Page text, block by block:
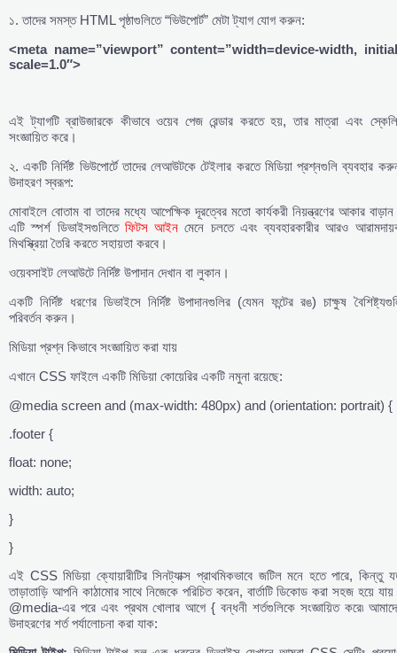
১. তাদের সমস্ত HTML পৃষ্ঠাগুলিতে “ভিউপোর্ট” মেটা ট্যাগ যোগ করুন:
<metaname=”viewport” content=”width=device-width,
scale=1.0″>
এই ট্যাগটি ব্রাউজারকে কীভাবে ওয়েব পেজ রেন্ডার করতে হয়, তার মাত্রা এবং
সংজ্ঞায়িত করে।
২. একটি নির্দিষ্ট ভিউপোর্টে তাদের লেআউটকে টেইলার করতে মিডিয়া প্রশ্নগুলি ব্যবহার
উদাহরণ স্বরূপ:
মোবাইলে বোতাম বা তাদের মধ্যে আপেক্ষিক দূরত্বের মতো কার্যকরী নিয়ন্ত্রণের আকার
এটি স্পর্শ ডিভাইসগুলিতে ফিটস আইন মেনে চলতে এবং ব্যবহারকারীর আরও
মিথস্ক্রিয়া তৈরি করতে সহায়তা করবে।
ওয়েবসাইট লেআউটে নির্দিষ্ট উপাদান দেখান বা লুকান।
একটি নির্দিষ্ট ধরণের ডিভাইসে নির্দিষ্ট উপাদানগুলির (যেমন ফন্টের রঙ) চাক্ষুষ
পরিবর্তন করুন।
মিডিয়া প্রশ্ন কিভাবে সংজ্ঞায়িত করা যায়
এখানে CSS ফাইলে একটি মিডিয়া কোয়েরির একটি নমুনা রয়েছে:
@media screen and (max-width: 480px) and (orientation: portrait) {
.footer {
float: none;
width: auto;
}
}
এই CSS মিডিয়া ক্যোয়ারীটির সিনট্যাক্স প্রাথমিকভাবে জটিল মনে হতে পারে, কিন্তু
তাড়াতাড়ি আপনি কাঠামোর সাথে নিজেকে পরিচিত করেন, বার্তাটি ডিকোড করা সহজ হয়ে
@media-এর পরে এবং প্রথম খোলার আগে { বন্ধনী শর্তগুলিকে সংজ্ঞায়িত করে৷
উদাহরণের শর্ত পর্যালোচনা করা যাক: